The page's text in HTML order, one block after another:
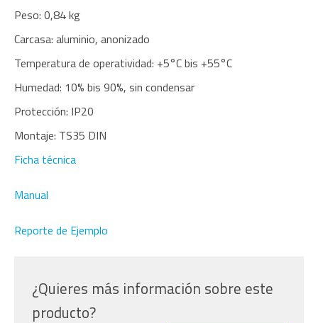
Peso: 0,84 kg
Carcasa: aluminio, anonizado
Temperatura de operatividad: +5°C bis +55°C
Humedad: 10% bis 90%, sin condensar
Protección: IP20
Montaje: TS35 DIN
Ficha técnica
Manual
Reporte de Ejemplo
¿Quieres más información sobre este
producto?